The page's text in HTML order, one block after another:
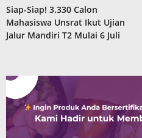
Siap-Siap! 3.330 Calon
Mahasiswa Unsrat Ikut Ujian
Jalur Mandiri T2 Mulai 6 Juli